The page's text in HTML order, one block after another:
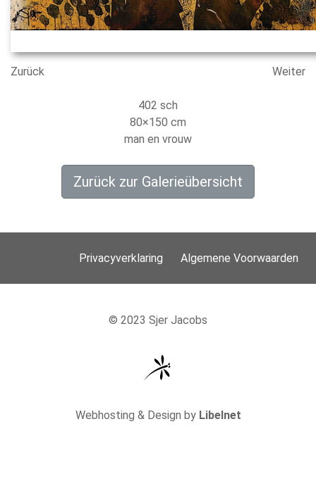
Zurück Weiter
402 sch
80×150 cm
man en vrouw
Zurück zur Galerieübersicht
Privacyverklaring Algemene Voorwaarden
© 2023 Sjer Jacobs
Webhosting & Design by Libelnet